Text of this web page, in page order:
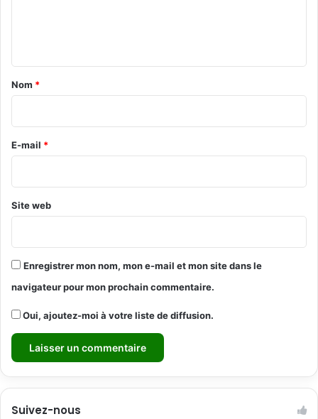
a
r
e
Nom *
E-mail *
Site web
Enregistrer mon nom, mon e-mail et mon site dans le
navigateur pour mon prochain commentaire.
Oui, ajoutez-moi à votre liste de diffusion.
Suivez-nous